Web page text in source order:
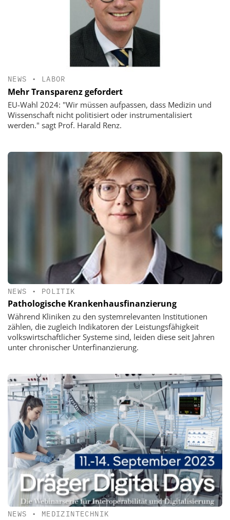
NEWS • LABOR
Mehr Transparenz gefordert
EU-Wahl 2024: "Wir müssen aufpassen, dass Medizin und
Wissenschaft nicht politisiert oder instrumentalisiert
werden." sagt Prof. Harald Renz.
NEWS • POLITIK
Pathologische Krankenhausfinanzierung
Während Kliniken zu den systemrelevanten Institutionen
zählen, die zugleich Indikatoren der Leistungsfähigkeit
volkswirtschaftlicher Systeme sind, leiden diese seit Jahren
unter chronischer Unterfinanzierung.
NEWS • MEDIZINTECHNIK